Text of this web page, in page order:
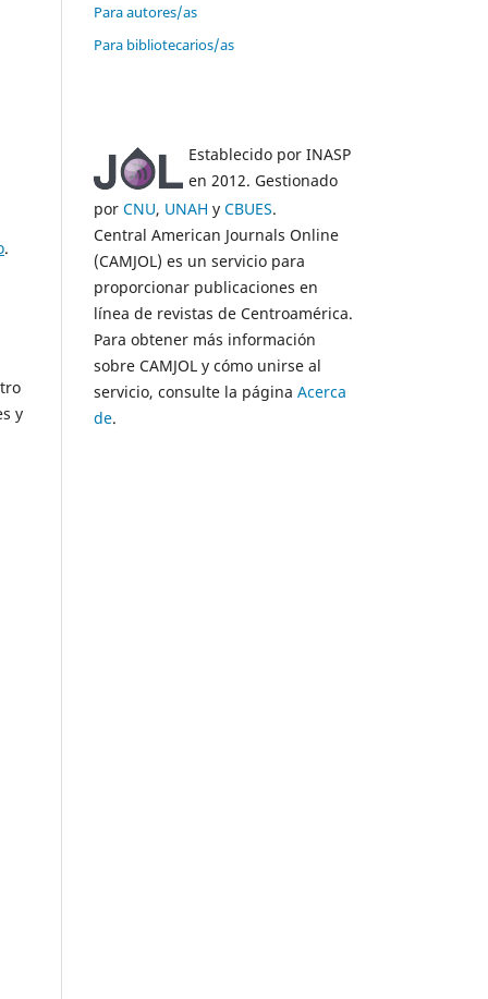
.
y
Para autores/as
Para bibliotecarios/as
Establecido por INASP
en 2012. Gestionado
por CNU, UNAH y CBUES.
Central American Journals Online
(CAMJOL) es un servicio para
proporcionar publicaciones en
línea de revistas de Centroamérica.
Para obtener más información
sobre CAMJOL y cómo unirse al
servicio, consulte la página Acerca
de.